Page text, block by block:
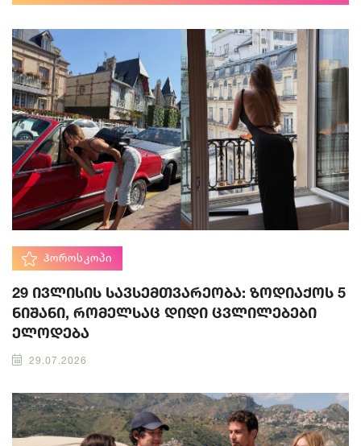
ᲰᲝᲠᲝᲡᲙᲝᲞᲘ
29 ივლისის სავსემთვარეობა: ზოდიაქოს 5
ნიშანი, რომელსაც დიდი ცვლილებები
ელოდება
29.07.2026